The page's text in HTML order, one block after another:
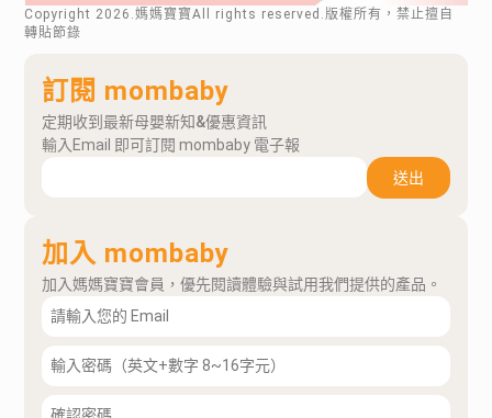
Copyright 2026 .媽媽寶寶All rights reserved.版權所有，禁止擅自
轉貼節錄
訂閱 mombaby
定期收到最新母嬰新知&優惠資訊
輸入Email 即可訂閱 mombaby 電子報
送出
加入 mombaby
加入媽媽寶寶會員，優先閱讀體驗與試用我們提供的產品。